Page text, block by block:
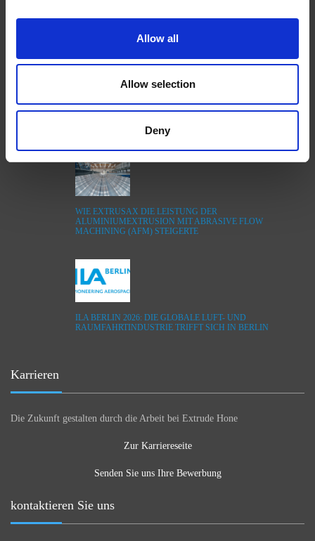
Allow all
Allow selection
Deny
EIN ENTSCHEIDENDER FAKTOR FÜR DIE
FORMEL 1 NEU DEFINIERT
WIE EXTRUSAX DIE LEISTUNG DER
ALUMINIUMEXTRUSION MIT ABRASIVE FLOW
MACHINING (AFM) STEIGERTE
ILA BERLIN 2026: DIE GLOBALE LUFT- UND
RAUMFAHRTINDUSTRIE TRIFFT SICH IN BERLIN
Karrieren
Die Zukunft gestalten durch die Arbeit bei Extrude Hone
Zur Karriereseite
Senden Sie uns Ihre Bewerbung
kontaktieren Sie uns